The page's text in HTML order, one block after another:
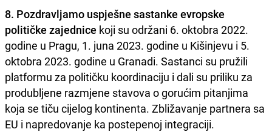
8. Pozdravljamo uspješne sastanke evropske
političke zajednice koji su održani 6. oktobra 2022.
godine u Pragu, 1. juna 2023. godine u Kišinjevu i 5.
oktobra 2023. godine u Granadi. Sastanci su pružili
platformu za političku koordinaciju i dali su priliku za
produbljene razmjene stavova o gorućim pitanjima
koja se tiču cijelog kontinenta. Zbližavanje partnera sa
EU i napredovanje ka postepenoj integraciji.